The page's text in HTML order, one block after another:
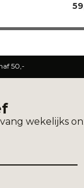
50,-
wekelijks